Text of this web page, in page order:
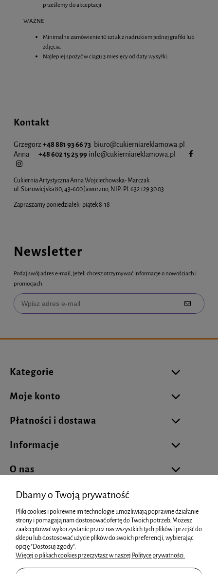
prześlemy do akceptacji.
WAŻNE
Minimalne zamówienie 10 sztuk z nadrukiem jednej grafiki lub
zdjęcia.
Najlepiej spożyć w ciągu 3 miesięcy od daty wysyłki.
Kontakt
Grzegorz +48 881 93 66 73 biuro@cukierniareklamowa.pl
Anna
+48 602 15 25 99 info@cukierniareklamowa.pl
Cukiernia Artystyczna Anna Wojciechowska- Marczak
ul. Starowiejska 80, 43-600 Jaworzno, NIP: PL 632 129 30 03
Zapraszamy poniedziałek- piątek 8-18
Newsletter
Podaj swój adres e-mail, jeżeli chcesz otrzymywać informacje o nowościach i
promocjach.
Kategorie
Moje konto
Płatności i dostawa
Informacje
O nas
biuro@cukierniareklamowa.pl
info@cukierniareklamowa.pl
Dbamy o Twoją prywatność
Pliki cookies i pokrewne im technologie umożliwiają poprawne działanie
strony i pomagają nam dostosować ofertę do Twoich potrzeb. Możesz
zaakceptować wykorzystanie przez nas wszystkich tych plików i przejść do
sklepu lub dostosować użycie plików do swoich preferencji, wybierając
opcję "Dostosuj zgody".
Więcej o plikach cookies przeczytasz w naszej Polityce prywatności.